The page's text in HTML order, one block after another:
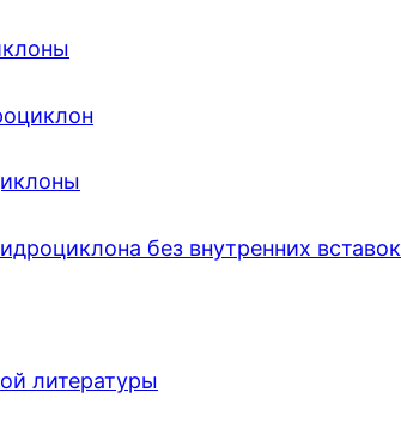
без внутренних вставок
литературы